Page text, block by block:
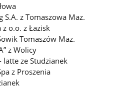
z Tomaszowa Maz.
z o.o. z Łazisk
Tomaszów Maz.
z Wolicy
latte ze Studzianek
z Proszenia